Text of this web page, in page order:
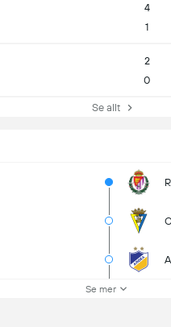
4
1
2
0
Se allt
Se mer